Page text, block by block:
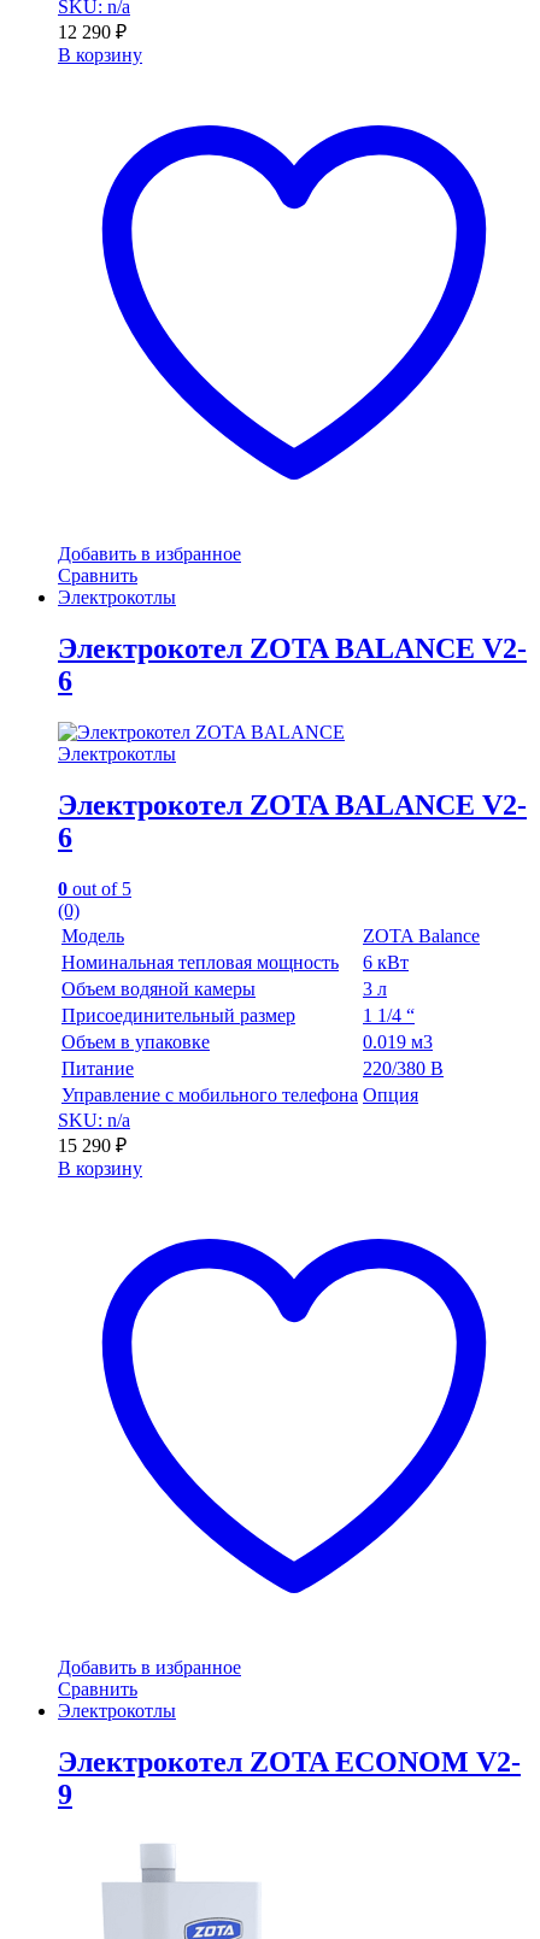
SKU: n/a
12 290 ₽
В корзину
Добавить в избранное
Сравнить
Электрокотлы
Электрокотел ZOTA BALANCE V2-
6
Электрокотлы
Электрокотел ZOTA BALANCE V2-
6
0 out of 5
(0)
Модель
ZOTA Balance
Номинальная тепловая мощность
6 кВт
Объем водяной камеры
3 л
Присоединительный размер
1 1/4 “
Объем в упаковке
0.019 м3
Питание
220/380 В
Управление с мобильного телефона Опция
SKU: n/a
15 290 ₽
В корзину
Добавить в избранное
Сравнить
Электрокотлы
Электрокотел ZOTA ECONOM V2-
9